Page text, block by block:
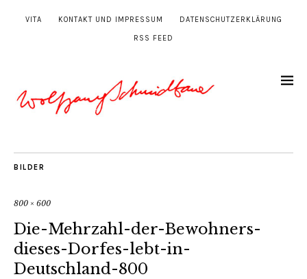
VITA KONTAKT UND IMPRESSUM DATENSCHUTZERKLÄRUNG
RSS FEED
BILDER
800 × 600
Die-Mehrzahl-der-Bewohners-
dieses-Dorfes-lebt-in-
Deutschland-800